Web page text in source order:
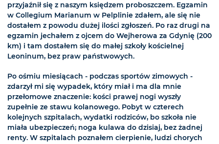
przyjaźnił się z naszym księdzem proboszczem. Egzamin
w Collegium Marianum w Pelplinie zdałem, ale się nie
dostałem z powodu dużej ilości zgłoszeń. Po raz drugi na
egzamin jechałem z ojcem do Wejherowa za Gdynię (200
km) i tam dostałem się do małej szkoły kościelnej
Leoninum, bez praw państwowych.
Po ośmiu miesiącach - podczas sportów zimowych -
zdarzył mi się wypadek, który miał i ma dla mnie
przełomowe znaczenie: kości prawej nogi wyszły
zupełnie ze stawu kolanowego. Pobyt w czterech
kolejnych szpitalach, wydatki rodziców, bo szkoła nie
miała ubezpieczeń; noga kulawa do dzisiaj, bez żadnej
renty. W szpitalach poznałem cierpienie, ludzi chorych